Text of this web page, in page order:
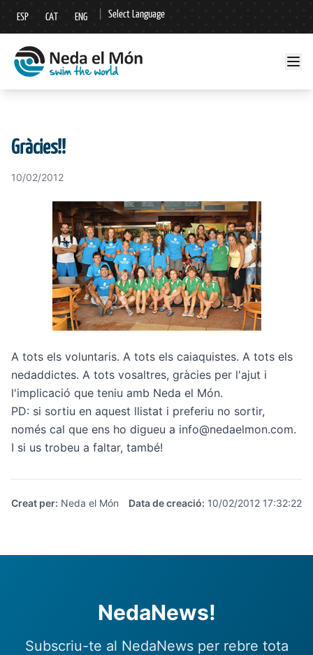
ESP CAT ENG Select Language
▼
Gràcies!!
10/02/2012
A tots els voluntaris. A tots els caiaquistes. A tots els
nedaddictes. A tots vosaltres, gràcies per l'ajut i
l'implicació que teniu amb Neda el Món.
PD: si sortiu en aquest llistat i preferiu no sortir,
només cal que ens ho digueu a info@nedaelmon.com.
I si us trobeu a faltar, també!
Creat per: Neda el Món Data de creació: 10/02/2012 17:32:22
NedaNews!
Subscriu-te al NedaNews per rebre tota